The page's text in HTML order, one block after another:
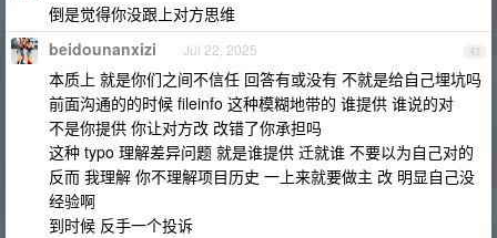
倒是觉得你没跟上对方思维
43
beidounanxizi Jul 22, 2025
本质上 就是你们之间不信任 回答有或没有 不就是给自己埋坑吗
前面沟通的的时候 fileinfo 这种模糊地带的 谁提供 谁说的对
不是你提供 你让对方改 改错了你承担吗
这种 typo 理解差异问题 就是谁提供 迁就谁 不要以为自己对的
反而 我理解 你不理解项目历史 一上来就要做主 改 明显自己没
经验啊
到时候 反手一个投诉